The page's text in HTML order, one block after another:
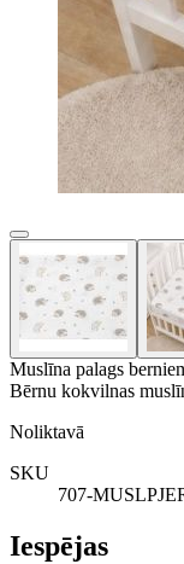
Muslīna palags
Bērnu kokvilnas
Noliktavā
SKU
707-
Iespējas